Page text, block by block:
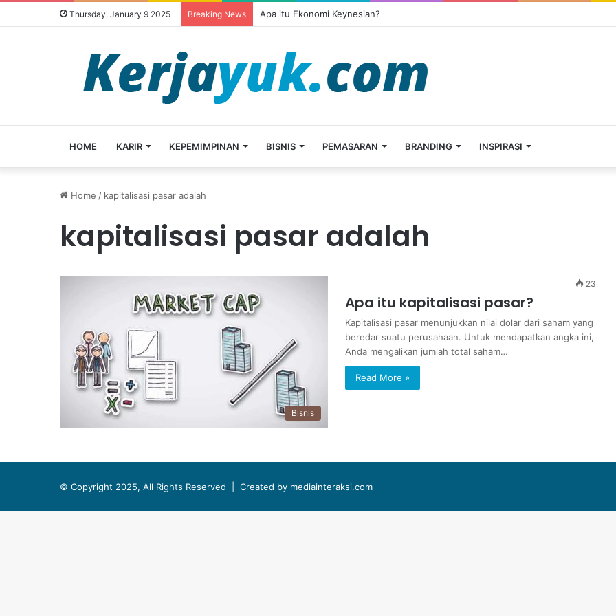
Thursday, January 9 2025 Breaking News Apa itu Ekonomi Keynesian?
HOME KARIR KEPEMIMPINAN BISNIS PEMASARAN BRANDING INSPIRASI
Home / kapitalisasi pasar adalah
kapitalisasi pasar adalah
Bisnis
23
Apa itu kapitalisasi pasar?
Kapitalisasi pasar menunjukkan nilai dolar dari saham yang
beredar suatu perusahaan. Untuk mendapatkan angka ini,
Anda mengalikan jumlah total saham…
Read More »
© Copyright 2025, All Rights Reserved | Created by mediainteraksi.com